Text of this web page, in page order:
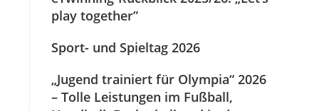
play together”
Sport- und Spieltag 2026
„Jugend trainiert für Olympia“ 2026
– Tolle Leistungen im Fußball,